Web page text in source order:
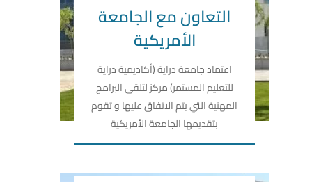
التعاون مع الجامعة
الأمريكية
اعتماد جامعة دراية (أكاديمية دراية
للتعليم المستمر) مركز لتلقى البرامج
المهنية التي يتم الاتفاق عليها و تقوم
بتقديمها الجامعة الأمريكية